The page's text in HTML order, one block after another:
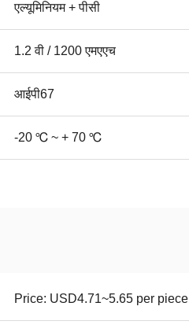
एल्यूमिनियम + पीसी
1.2 वी / 1200 एमएएच
आईपी67
-20 ℃ ~ + 70 ℃
Price: USD4.71~5.65 per piece